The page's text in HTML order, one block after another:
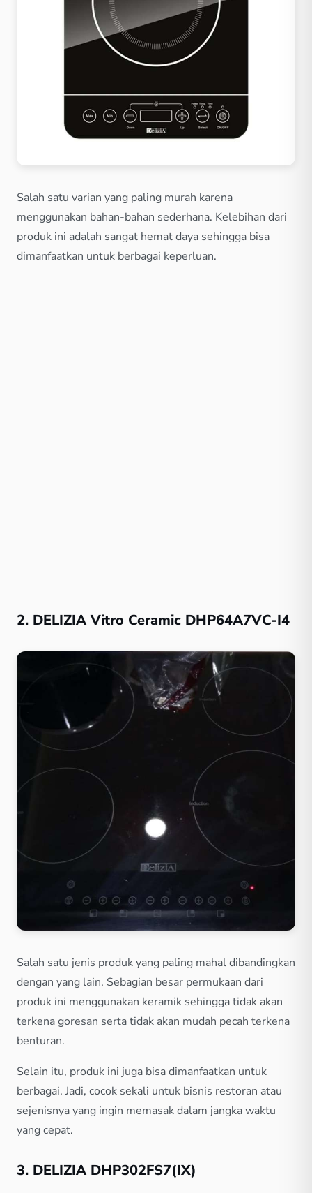
Salah satu varian yang paling murah karena
menggunakan bahan-bahan sederhana. Kelebihan dari
produk ini adalah sangat hemat daya sehingga bisa
dimanfaatkan untuk berbagai keperluan.
2. DELIZIA Vitro Ceramic DHP64A7VC-I4
Salah satu jenis produk yang paling mahal dibandingkan
dengan yang lain. Sebagian besar permukaan dari
produk ini menggunakan keramik sehingga tidak akan
terkena goresan serta tidak akan mudah pecah terkena
benturan.
Selain itu, produk ini juga bisa dimanfaatkan untuk
berbagai. Jadi, cocok sekali untuk bisnis restoran atau
sejenisnya yang ingin memasak dalam jangka waktu
yang cepat.
3. DELIZIA DHP302FS7(IX)